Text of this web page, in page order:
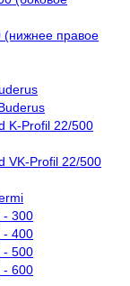
(нижнее правое
K-Profil 22/500
VK-Profil 22/500
- 300
- 400
- 500
- 600